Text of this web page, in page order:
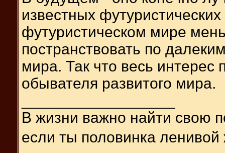
известных
футуристическом мире
постранствовать по
мира. Так что весь интерес
обывателя развитого мира.
В жизни важно найти свою
если ты половинка